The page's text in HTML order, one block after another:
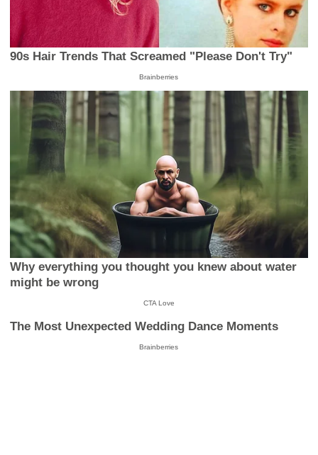
90s Hair Trends That Screamed "Please Don't Try"
Brainberries
Why everything you thought you knew about water
might be wrong
CTA Love
The Most Unexpected Wedding Dance Moments
Brainberries